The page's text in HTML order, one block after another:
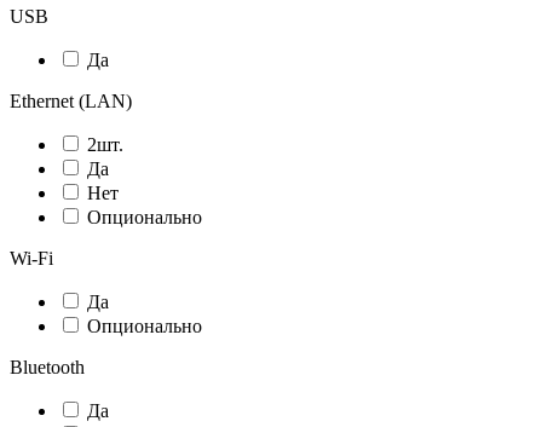
USB
Да
Ethernet (LAN)
2шт.
Да
Нет
Опционально
Wi-Fi
Да
Опционально
Bluetooth
Да